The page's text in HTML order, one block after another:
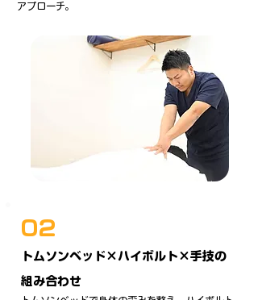
アプローチ。
02
トムソンベッド×ハイボルト×手技の
組み合わせ